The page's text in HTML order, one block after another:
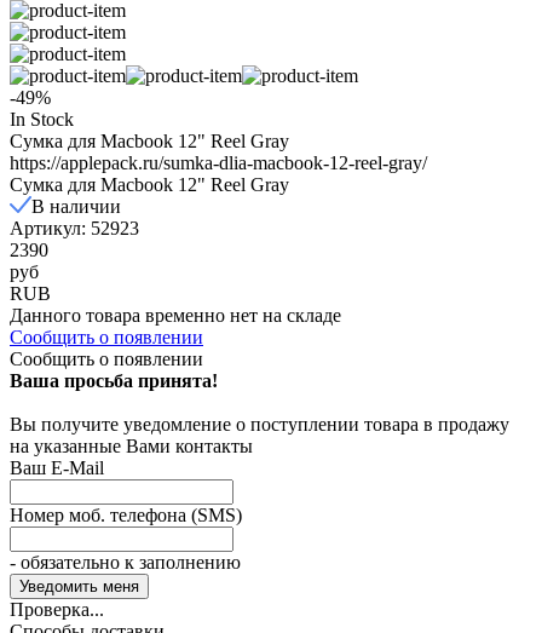
-49%
In Stock
Сумка для Macbook 12" Reel Gray
https://applepack.ru/sumka-dlia-macbook-12-reel-gray/
Сумка для Macbook 12" Reel Gray
В наличии
Артикул: 52923
2390
руб
RUB
Данного товара временно нет на складе
Сообщить о появлении
Сообщить о появлении
Ваша просьба принята!
Вы получите уведомление о поступлении товара в продажу
на указанные Вами контакты
Ваш E-Mail
Номер моб. телефона (SMS)
- обязательно к заполнению
Проверка...